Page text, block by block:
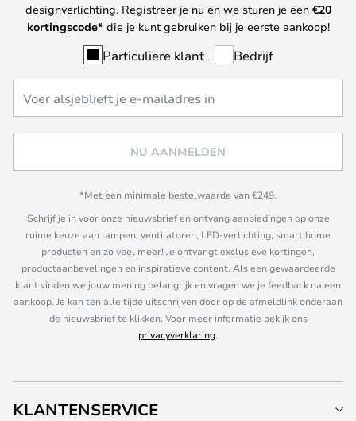
designverlichting. Registreer je nu en we sturen je een €20
kortingscode* die je kunt gebruiken bij je eerste aankoop!
Particuliere klant Bedrijf
NU AANMELDEN
*Met een minimale bestelwaarde van €249.
Schrijf je in voor onze nieuwsbrief en ontvang aanbiedingen op onze
ruime keuze aan lampen, ventilatoren, LED-verlichting, smart home
producten en zo veel meer! Je ontvangt exclusieve kortingen,
productaanbevelingen en inspiratieve content. Als een gewaardeerde
klant vinden we jouw mening belangrijk en vragen we je feedback na een
aankoop. Je kan ten alle tijde uitschrijven door op de afmeldlink onderaan
de nieuwsbrief te klikken. Voor meer informatie bekijk ons
privacyverklaring.
KLANTENSERVICE